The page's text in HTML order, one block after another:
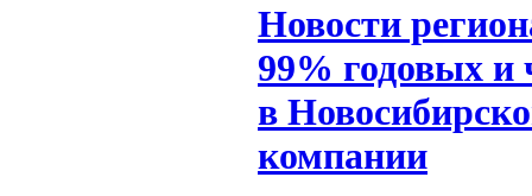
Новости
99% годовых
в
компании